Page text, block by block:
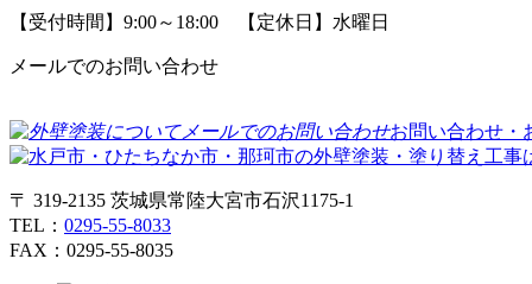
【受付時間】9:00～18:00 【定休日】水曜日
メールでのお問い合わせ
お問い合わせ・
〒 319-2135 茨城県常陸大宮市石沢1175-1
TEL： 0295-55-8033
FAX：0295-55-8035